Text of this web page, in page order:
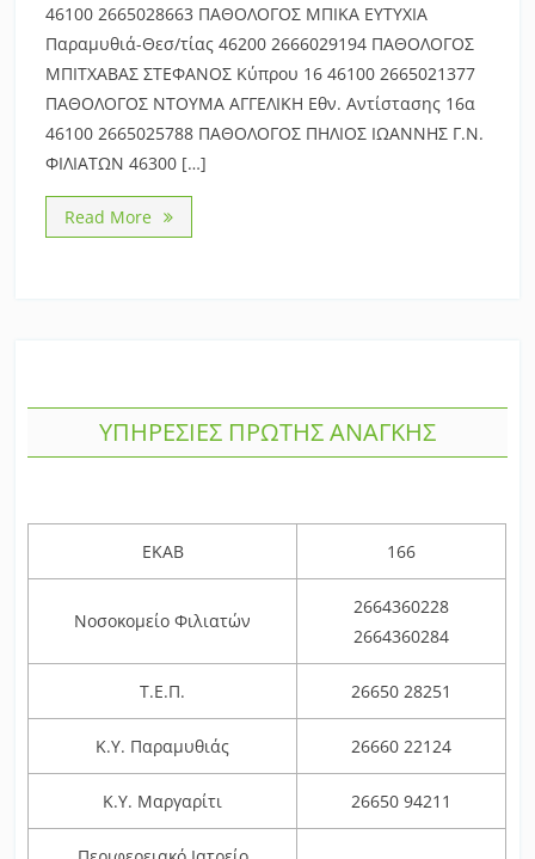
46100 2665028663 ΠΑΘΟΛΟΓΟΣ ΜΠΙΚΑ ΕΥΤΥΧΙΑ
Παραμυθιά-Θεσ/τίας 46200 2666029194 ΠΑΘΟΛΟΓΟΣ
ΜΠΙΤΧΑΒΑΣ ΣΤΕΦΑΝΟΣ Κύπρου 16 46100 2665021377
ΠΑΘΟΛΟΓΟΣ ΝΤΟΥΜΑ ΑΓΓΕΛΙΚΗ Εθν. Αντίστασης 16α
46100 2665025788 ΠΑΘΟΛΟΓΟΣ ΠΗΛΙΟΣ ΙΩΑΝΝΗΣ Γ.Ν.
ΦΙΛΙΑΤΩΝ 46300 […]
Read More
ΥΠΗΡΕΣΙΕΣ ΠΡΩΤΗΣ ΑΝΑΓΚΗΣ
ΕΚΑΒ 166
Νοσοκομείο Φιλιατών
2664360228
2664360284
Τ.Ε.Π. 26650 28251
Κ.Υ. Παραμυθιάς 26660 22124
Κ.Υ. Μαργαρίτι 26650 94211